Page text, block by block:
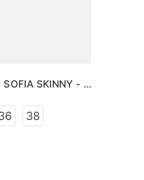
SOFIA SKINNY -
38